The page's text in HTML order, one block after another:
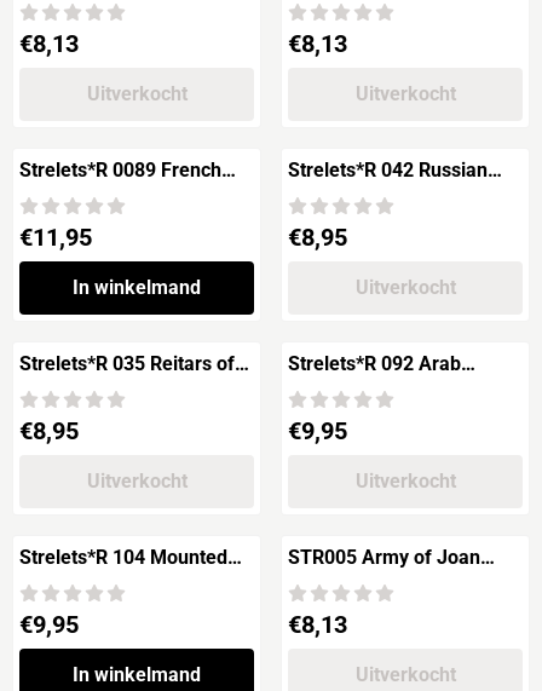
Dress
Prijs: 8,13
€8,13
Uitverkocht
Prijs: 8,13
€8,13
Uitverkocht
Strelets*R 0089 French
Cuirassiers in Winter Dress
Napoleonic Wars
Prijs: 11,95
€11,95
In winkelmand
Strelets*R 042 Russian
Artillery of Peter V
Prijs: 8,95
€8,95
Uitverkocht
Strelets*R 035 Reitars of
Charles XII
Prijs: 8,95
€8,95
Uitverkocht
Strelets*R 092 Arab
Cavalry
Prijs: 9,95
€9,95
Uitverkocht
Strelets*R 104 Mounted
Crusaders in Oriental
Dress
Prijs: 9,95
€9,95
In winkelmand
STR005 Army of Joan
d'Arc
Prijs: 8,13
€8,13
Uitverkocht